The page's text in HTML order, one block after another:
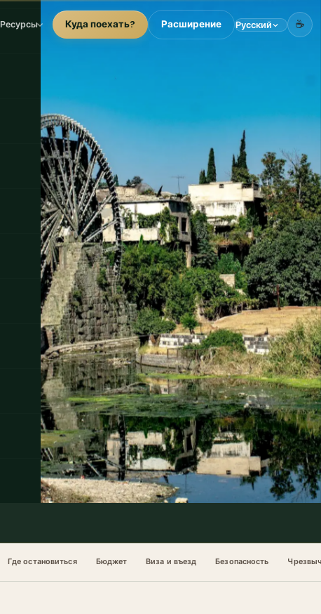
Ресурсы Куда поехать? Расширение ☕
Где остановиться Бюджет Виза и въезд Безопасность